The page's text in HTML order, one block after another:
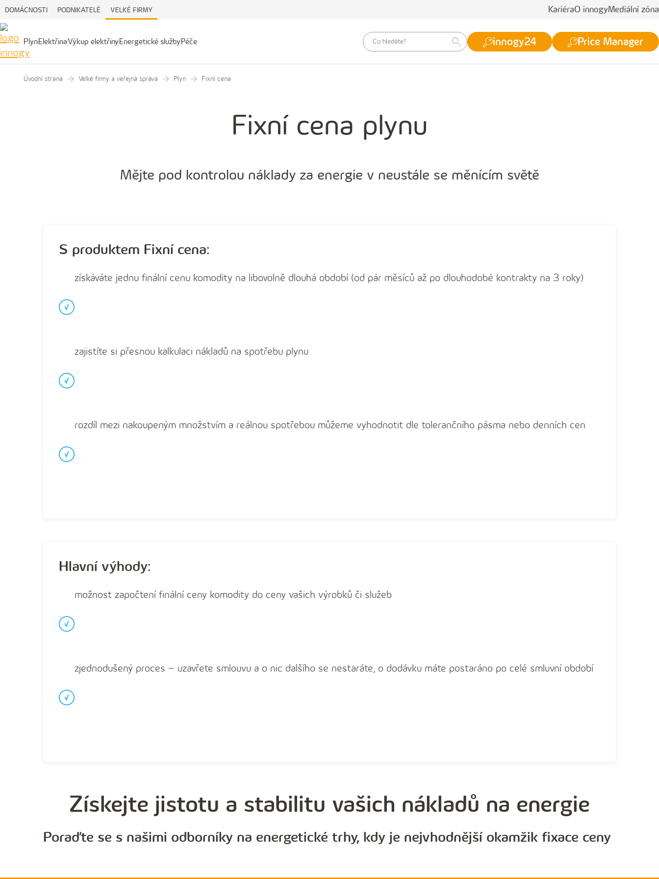
DOMÁCNOSTI PODNIKATELÉ VELKÉ FIRMY KariéraO innogyMediální zóna
Plyn
PlynElektřina
ElektřinaVýkup elektřiny
Výkup
Energetické služby
Energetické
Péče
Péče
vyhledávací
dotaz
innogy24 Price Manager
Úvodní strana Velké firmy a veřejná správa Plyn Fixní cena
Fixní cena plynu
Mějte pod kontrolou náklady za energie v neustále se měnícím světě
S produktem Fixní cena:
získáváte jednu finální cenu komodity na libovolně dlouhá období (od pár měsíců až po dlouhodobé kontrakty na 3 roky)
zajistíte si přesnou kalkulaci nákladů na spotřebu plynu
rozdíl mezi nakoupeným množstvím a reálnou spotřebou můžeme vyhodnotit dle tolerančního pásma nebo denních cen
Hlavní výhody:
možnost započtení finální ceny komodity do ceny vašich výrobků či služeb
zjednodušený proces – uzavřete smlouvu a o nic dalšího se nestaráte, o dodávku máte postaráno po celé smluvní období
Získejte jistotu a stabilitu vašich nákladů na energie
Poraďte se s našimi odborníky na energetické trhy, kdy je nejvhodnější okamžik fixace ceny